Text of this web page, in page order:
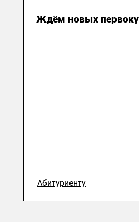
Ждём новых
Абитуриенту